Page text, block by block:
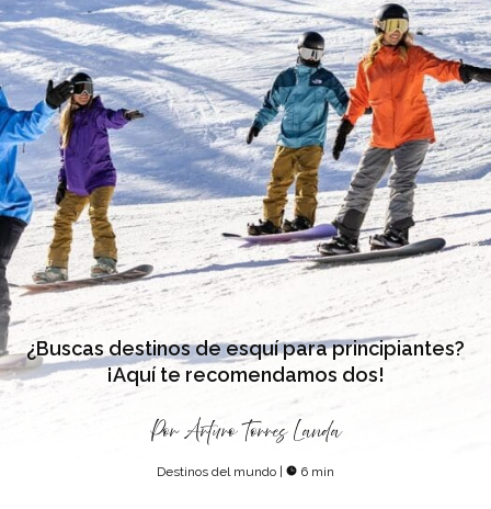
¿Buscas destinos de esquí para principiantes?
¡Aquí te recomendamos dos!
Por Arturo Torres Landa
Destinos del mundo | 6 min